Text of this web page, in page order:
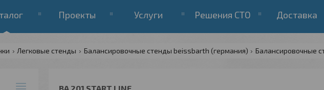
Проекты Услуги Решения СТО Доставка
Легковые стенды Балансировочные стенды beissbarth (германия) Балансировочные